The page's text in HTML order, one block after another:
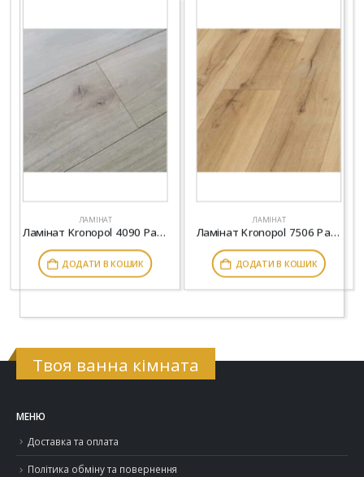
ЛАМІНАТ
Ламінат Kronopol 4090 Parfe Floor 4V Дуб Монделло
ДОДАТИ В КОШИК
ЛАМІНАТ
Ламінат Kronopol 7506 Parfe Floor Narrow 4V Дуб Болонья
ДОДАТИ В КОШИК
Твоя ванна кімната
МЕНЮ
Доставка та оплата
Політика обміну та повернення